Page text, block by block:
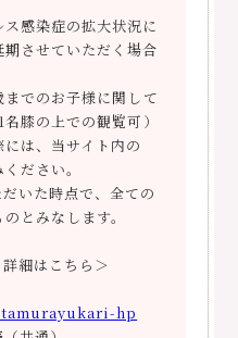
感染症の拡大状況に
させていただく場合
でのお子様に関して
膝の上での観覧可）
は、当サイト内の
ださい。
いた時点で、全ての
とみなします。
細はこちら＞
hp